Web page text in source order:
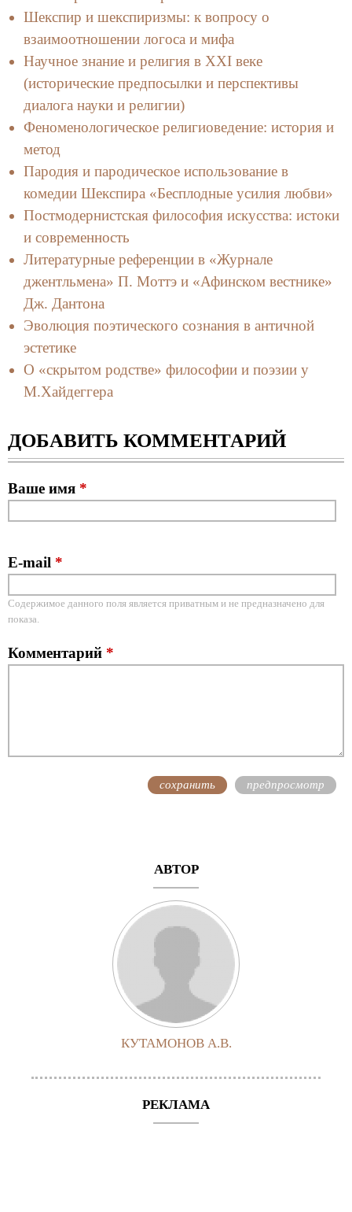
Шекспир и шекспиризмы: к вопросу о
взаимоотношении логоса и мифа
Научное знание и религия в XXI веке
(исторические предпосылки и перспективы
диалога науки и религии)
Феноменологическое религиоведение: история и
метод
Пародия и пародическое использование в
комедии Шекспира «Бесплодные усилия любви»
Постмодернистская философия искусства: истоки
и современность
Литературные референции в «Журнале
джентльмена» П. Моттэ и «Афинском вестнике»
Дж. Дантона
Эволюция поэтического сознания в античной
эстетике
О «скрытом родстве» философии и поэзии у
М.Хайдеггера
ДОБАВИТЬ КОММЕНТАРИЙ
Ваше имя *
E-mail *
Содержимое данного поля является приватным и не предназначено для
показа.
Комментарий *
АВТОР
КУТАМОНОВ А.В.
РЕКЛАМА